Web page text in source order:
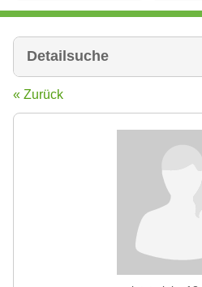
Detailsuche
« Zurück